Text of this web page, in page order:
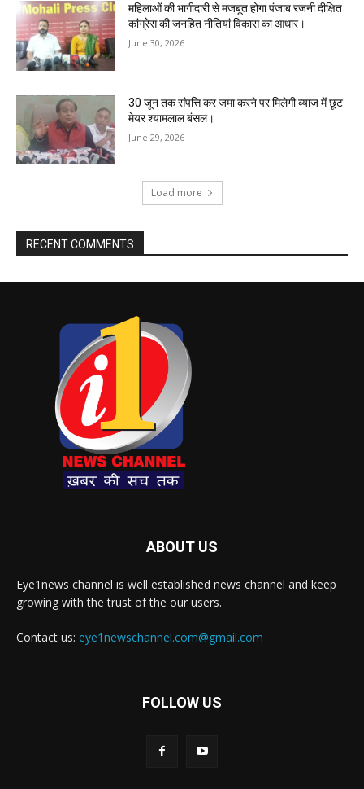
महिलाओं की भागीदारी से मजबूत होगा पंजाब रजनी दीक्षित
कांग्रेस की जनहित नीतियां विकास का आधार।
June 30, 2026
30 जून तक संपत्ति कर जमा करने पर मिलेगी ब्याज में छूट
मेयर श्यामलाल बंसल।
June 29, 2026
Load more
RECENT COMMENTS
ABOUT US
Eye1news channel is well established news channel and keep
growing with the trust of the our users.
Contact us: eye1newschannel.com@gmail.com
FOLLOW US